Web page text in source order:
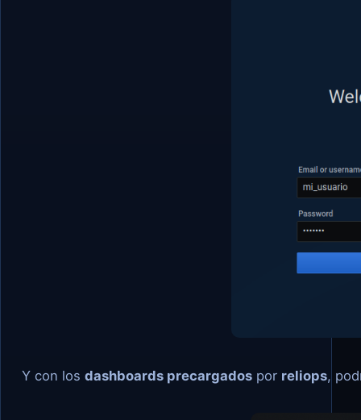
Y con los dashboards precargadospor reliops,